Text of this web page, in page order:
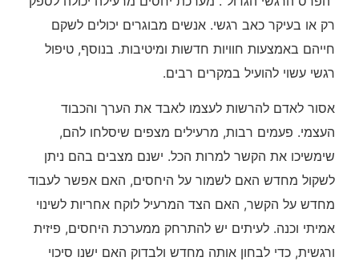
רק או בעיקר כאב רגשי. אנשים מבוגרים יכולים לשקם
חייהם באמצעות חוויות חדשות ומיטיבות. בנוסף, טיפול
רגשי עשוי להועיל במקרים רבים.
אסור לאדם להרשות לעצמו לאבד את הערך והכבוד
העצמי. פעמים רבות, מרעילים מצפים שיסלחו להם,
שימשיכו את הקשר למרות הכל. ישנם מצבים בהם ניתן
לשקול מחדש האם לשמור על היחסים, האם אפשר לעבוד
מחדש על הקשר, האם הצד המרעיל לוקח אחריות לשינוי
אמיתי וכנה. לעיתים יש להתרחק ממערכת היחסים, פיזית
ורגשית, כדי לבחון אותה מחדש ולבדוק האם ישנו סיכוי